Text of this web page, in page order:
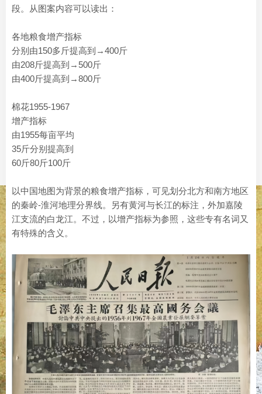
段。从图案内容可以读出：
各地粮食增产指标
分别由150多斤提高到→400斤
由208斤提高到→500斤
由400斤提高到→800斤
棉花1955-1967
增产指标
由1955每亩平均
35斤分别提高到
60斤80斤100斤
以中国地图为背景的粮食增产指标，可见划分北方和南方地区
的秦岭-淮河地理分界线。另有黄河与长江的标注，外加嘉陵
江支流的白龙江。不过，以增产指标为参照，这些专有名词又
有特殊的含义。